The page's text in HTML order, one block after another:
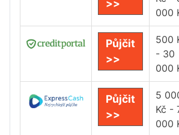
>>
000
Půjčit
>>
500
- 30
000
Půjčit
>>
5
Kč -
000